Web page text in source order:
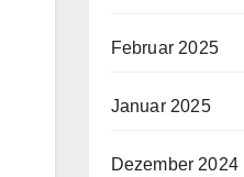
Februar 2025
Januar 2025
Dezember 2024